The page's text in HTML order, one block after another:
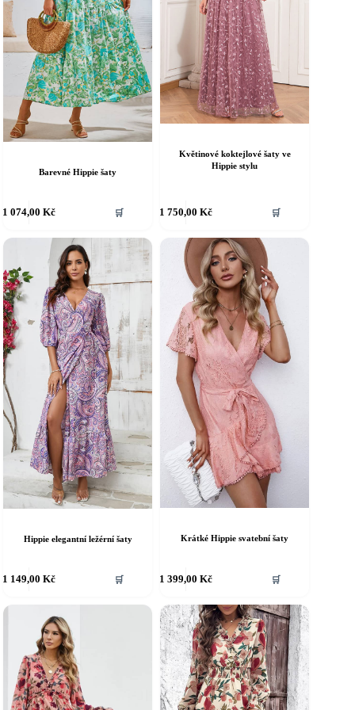
Barevné Hippie šaty
1 074,00 Kč 🛒
Květinové koktejlové šaty ve
Hippie stylu
1 750,00 Kč 🛒
produkt
více
variant.
Možnosti
lze
na
stránce
produktu
Hippie elegantní ležérní šaty
1 149,00 Kč 🛒
Krátké Hippie svatební šaty
1 399,00 Kč 🛒
produkt
více
variant.
Možnosti
lze
vybrat
stránce